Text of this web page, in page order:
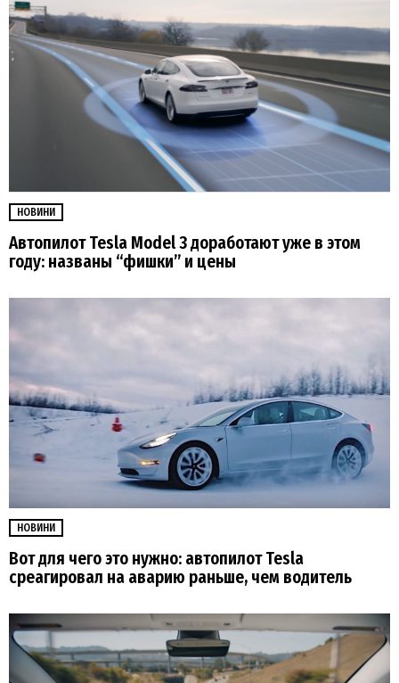
НОВИНИ
Автопилот Tesla Model 3 доработают уже в этом
году: названы “фишки” и цены
НОВИНИ
Вот для чего это нужно: автопилот Tesla
среагировал на аварию раньше, чем водитель